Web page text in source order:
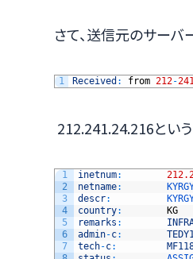
さて、送信元のサーバ
1 Received : from 212-241
212.241.24.216とい
1
2
3
4
5
6
7
inetnum:
netname:
descr:
country: KG →
remarks :
admin-c: TEDY1
tech-c: